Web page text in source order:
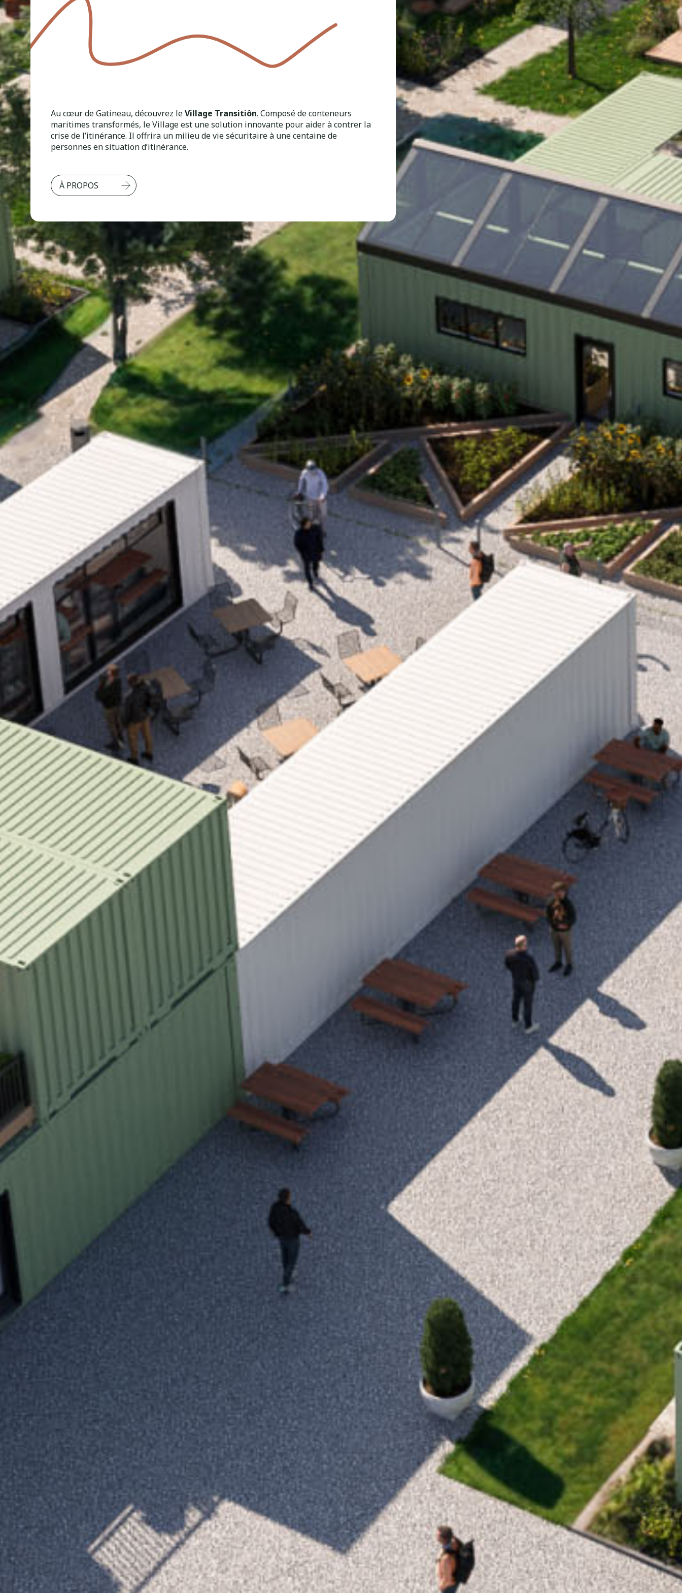
Au cœur de Gatineau, découvrez leVillage Transitiôn. Composé de conteneurs
maritimes transformés, le Village est une solution innovante pour aider à contrer la
crise de l’itinérance. Il offrira un milieu de vie sécuritaire à une centaine de
personnes en situation d’itinérance.
À PROPOS